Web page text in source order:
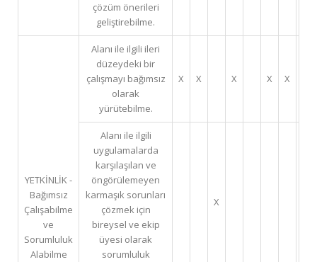
çözüm önerileri
geliştirebilme.
YETKİNLİK -
Bağımsız
Çalışabilme
ve
Sorumluluk
Alabilme
Alanı ile ilgili ileri
düzeydeki bir
çalışmayı bağımsız
olarak
yürütebilme.
X X X X X
Alanı ile ilgili
uygulamalarda
karşılaşılan ve
öngörülemeyen
karmaşık sorunları
çözmek için
bireysel ve ekip
üyesi olarak
sorumluluk
X